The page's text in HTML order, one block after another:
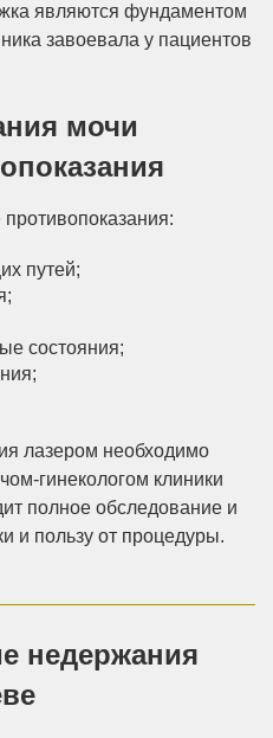
являются фундаментом
завоевала у пациентов
мочи
путей;
состояния;
лазером необходимо
гинекологом клиники
полное обследование и
и пользу от процедуры.
недержания